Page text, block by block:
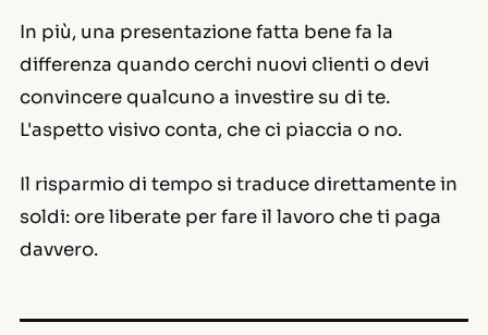
In più, una presentazione fatta bene fa la
differenza quando cerchi nuovi clienti o devi
convincere qualcuno a investire su di te.
L'aspetto visivo conta, che ci piaccia o no.
Il risparmio di tempo si traduce direttamente in
soldi: ore liberate per fare il lavoro che ti paga
davvero.